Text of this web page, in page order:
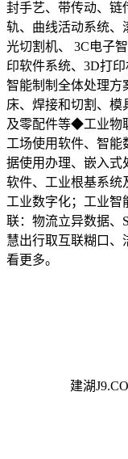
封手艺、带传动、链
轨、曲线活动系统、
光切割机、 3C电子
印软件系统、3D打
智能制制全体处理
床、焊接和切割、模
及零配件等◆工业物
工场使用软件、智能
据使用办理、嵌入式
软件、工业根基系统
工业数字化；工业
联：物流立异数据、
慧出行取互联糊口、
看更多。
建湖